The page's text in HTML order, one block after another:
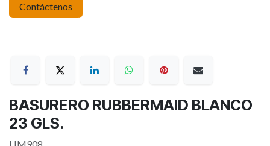
Contáctenos
BASURERO RUBBERMAID BLANCO
23 GLS.